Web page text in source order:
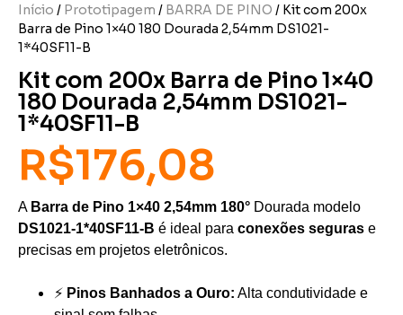
Início / Prototipagem / BARRA DE PINO / Kit com 200x
Barra de Pino 1×40 180 Dourada 2,54mm DS1021-
1*40SF11-B
Kit com 200x Barra de Pino 1×40
180 Dourada 2,54mm DS1021-
1*40SF11-B
R$176,08
A Barra de Pino 1×40 2,54mm 180° Dourada modelo
DS1021-1*40SF11-B é ideal para conexões seguras e
precisas em projetos eletrônicos.
⚡ Pinos Banhados a Ouro: Alta condutividade e